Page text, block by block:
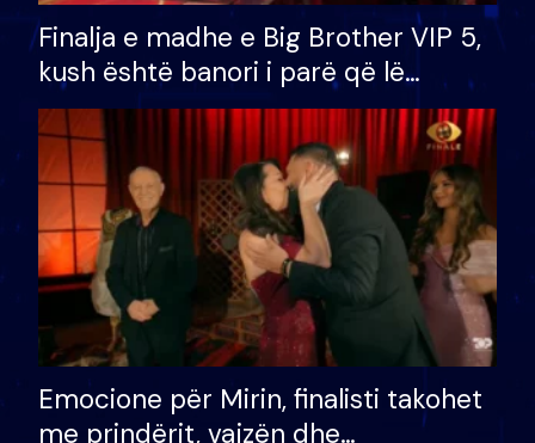
Finalja e madhe e Big Brother VIP 5,
kush është banori i parë që lë
shtëpinë dhe humb mundësinë për
të fituar çmimin e madh
Emocione për Mirin, finalisti takohet
me prindërit, vajzën dhe